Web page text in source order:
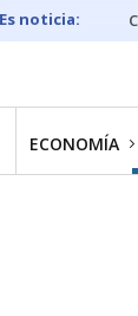
ECONOMÍA